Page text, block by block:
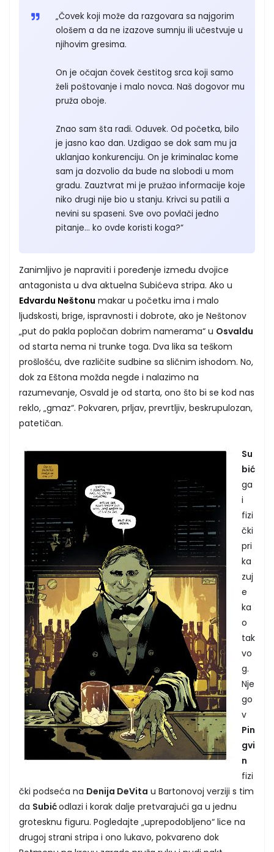
„Čovek koji može da razgovara sa najgorim
ološem a da ne izazove sumnju ili učestvuje u
njihovim gresima.
On je očajan čovek čestitog srca koji samo
želi poštovanje i malo novca. Naš dogovor mu
pruža oboje.
Znao sam šta radi. Oduvek. Od početka, bilo
je jasno kao dan. Uzdigao se dok sam mu ja
uklanjao konkurenciju. On je kriminalac kome
sam ja dozvolio da bude na slobodi u mom
gradu. Zauztvrat mi je pružao informacije koje
niko drugi nije bio u stanju. Krivci su patili a
nevini su spaseni. Sve ovo povlači jedno
pitanje... ko ovde koristi koga?“
Zanimljivo je napraviti i poređenje između dvojice
antagonista u dva aktuelna Subićeva stripa. Ako u
Edvardu Neštonu makar u početku ima i malo
ljudskosti, brige, ispravnosti i dobrote, ako je Neštonov
„put do pakla popločan dobrim namerama“ u Osvaldu
od starta nema ni trunke toga. Dva lika sa teškom
prošlošću, dve različite sudbine sa sličnim ishodom. No,
dok za Eštona možda negde i nalazimo na
razumevanje, Osvald je od starta, ono što bi se kod nas
reklo, „gmaz“. Pokvaren, prljav, prevrtljiv, beskrupulozan,
patetičan.
Su
bić
ga
i
fizi
čki
pri
ka
zuj
e
ka
o
tak
vo
g.
Nje
go
v
Pin
gvi
n
fizi
čki podseća na Denija DeVita u Bartonovoj verziji s tim
da Subićodlazi i korak dalje pretvarajući ga u jednu
grotesknu figuru. Pogledajte „uprepodobljeno“ lice na
drugoj strani stripa i ono lukavo, pokvareno dok